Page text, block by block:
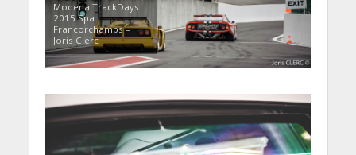
Modena TrackDays
2015 Spa
Francorchamps –
Joris Clerc